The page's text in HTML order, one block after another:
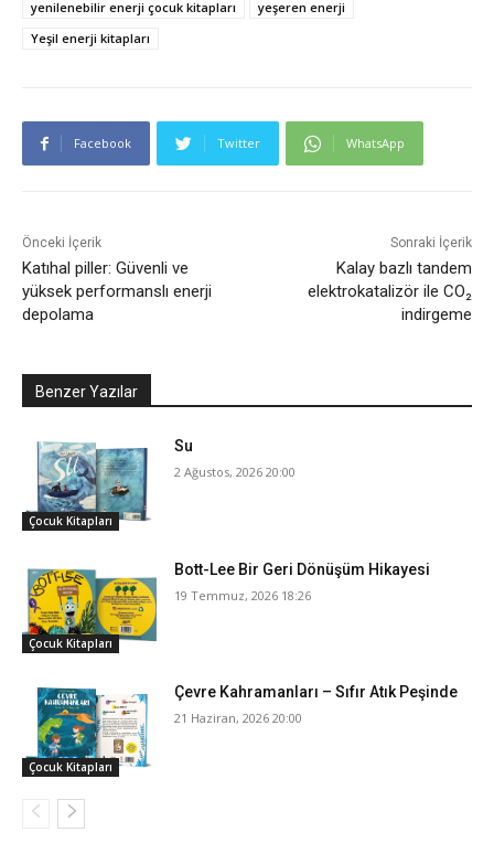
yenilenebilir enerji çocuk kitapları
yeşeren enerji
Yeşil enerji kitapları
Facebook Twitter WhatsApp
Önceki İçerik
Katıhal piller: Güvenli ve
yüksek performanslı enerji
depolama
Sonraki İçerik
Kalay bazlı tandem
elektrokatalizör ile CO₂
indirgeme
Benzer Yazılar
Çocuk Kitapları
Su
2 Ağustos, 2026 20:00
Çocuk Kitapları
Bott-Lee Bir Geri Dönüşüm Hikayesi
19 Temmuz, 2026 18:26
Çocuk Kitapları
Çevre Kahramanları – Sıfır Atık Peşinde
21 Haziran, 2026 20:00